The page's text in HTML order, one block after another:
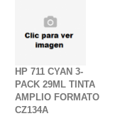
HP 711 CYAN 3-
PACK 29ML TINTA
AMPLIO FORMATO
CZ134A